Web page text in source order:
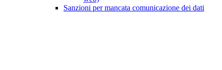
Sanzioni per mancata comunicazione dei dati